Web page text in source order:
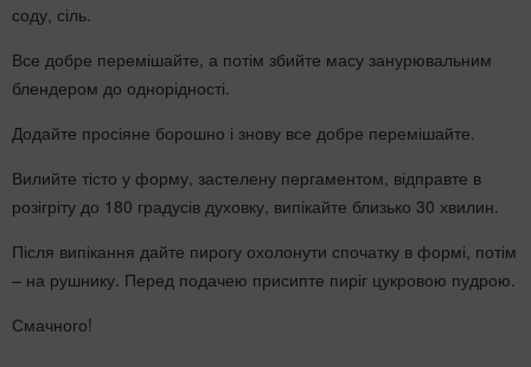
соду, сіль.
Все добре перемішайте, а потім збийте масу занурювальним
блендером до однорідності.
Додайте просіяне борошно і знову все добре перемішайте.
Вилийте тісто у форму, застелену пергаментом, відправте в
розігріту до 180 градусів духовку, випікайте близько 30 хвилин.
Після випікання дайте пирогу охолонути спочатку в формі, потім
– на рушнику. Перед подачею присипте пиріг цукровою пудрою.
Смачного!